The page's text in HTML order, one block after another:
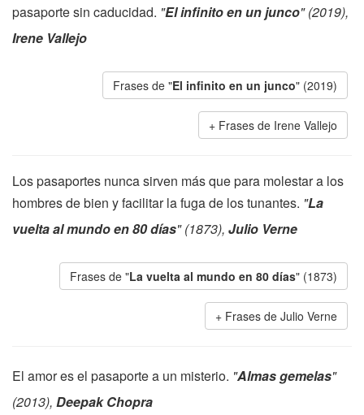
pasaporte sin caducidad. "El infinito en un junco" (2019),
Irene Vallejo
Frases de "El infinito en un junco" (2019)
Frases de Irene Vallejo
Los pasaportes nunca sirven más que para molestar a los
hombres de bien y facilitar la fuga de los tunantes. "La
vuelta al mundo en 80 días" (1873), Julio Verne
Frases de "La vuelta al mundo en 80 días" (1873)
Frases de Julio Verne
El amor es el pasaporte a un misterio. "Almas gemelas"
(2013), Deepak Chopra